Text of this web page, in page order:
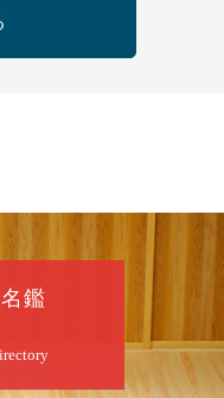
開場）全席指定
円
き寄席～親子の噺
／月亭遊真「真田小
」／桂慶枝「せんた
分開場）1F全席指
鑑